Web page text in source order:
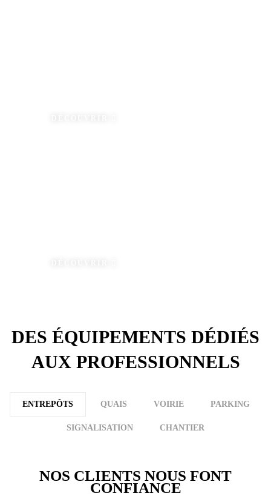
DES ÉQUIPEMENTS DÉDIÉS
AUX PROFESSIONNELS
ENTREPÔTS QUAIS VOIRIE PARKING
SIGNALISATION CHANTIER
NOS CLIENTS NOUS FONT
CONFIANCE